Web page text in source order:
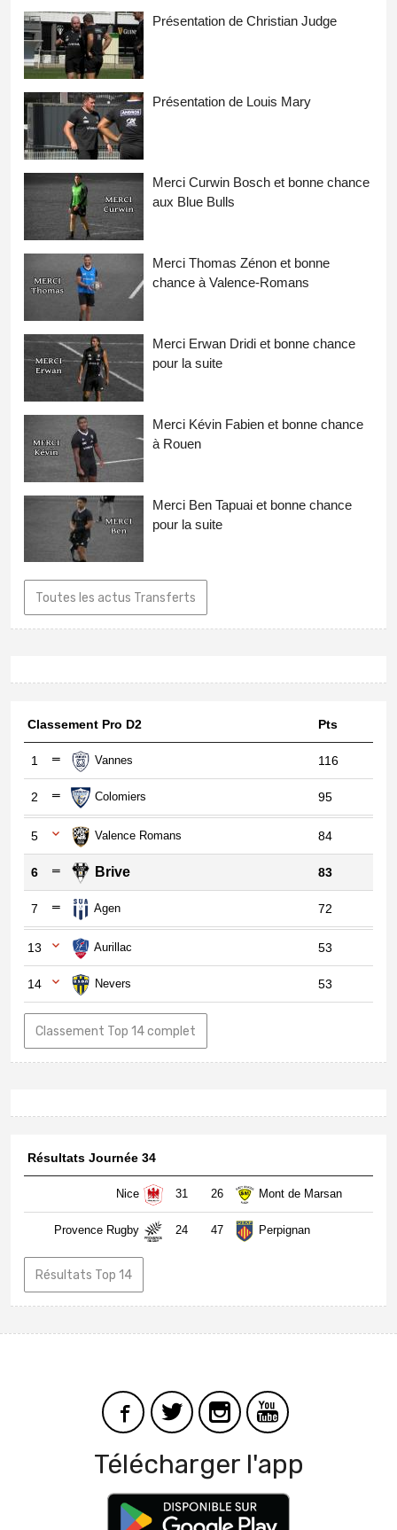
Présentation de Christian Judge
Présentation de Louis Mary
Merci Curwin Bosch et bonne chance
aux Blue Bulls
Merci Thomas Zénon et bonne
chance à Valence-Romans
Merci Erwan Dridi et bonne chance
pour la suite
Merci Kévin Fabien et bonne chance
à Rouen
Merci Ben Tapuai et bonne chance
pour la suite
Toutes les actus Transferts
Classement Pro D2 Pts
1 Vannes 116
2 Colomiers 95
5 Valence Romans 84
6 Brive 83
7 Agen 72
13 Aurillac 53
14 Nevers 53
Classement Top 14 complet
Résultats Journée 34
Nice 31 26 Mont de Marsan
Provence Rugby 24 47 Perpignan
Résultats Top 14
Télécharger l'app